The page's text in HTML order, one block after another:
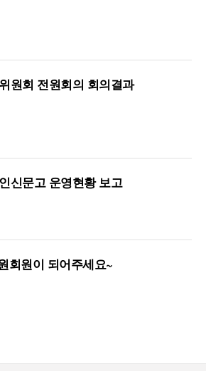
원회 전원회의 회의결과
신문고 운영현황 보고
회원이 되어주세요~